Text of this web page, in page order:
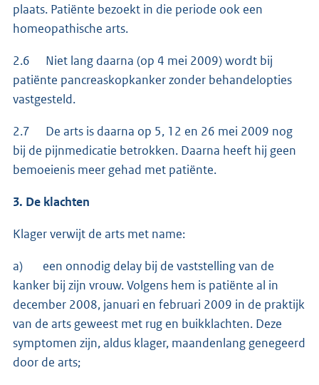
plaats. Patiënte bezoekt in die periode ook een
homeopathische arts.
2.6 Niet lang daarna (op 4 mei 2009) wordt bij
patiënte pancreaskopkanker zonder behandelopties
vastgesteld.
2.7 De arts is daarna op 5, 12 en 26 mei 2009 nog
bij de pijnmedicatie betrokken. Daarna heeft hij geen
bemoeienis meer gehad met patiënte.
3. De klachten
Klager verwijt de arts met name:
a) een onnodig delay bij de vaststelling van de
kanker bij zijn vrouw. Volgens hem is patiënte al in
december 2008, januari en februari 2009 in de praktijk
van de arts geweest met rug en buikklachten. Deze
symptomen zijn, aldus klager, maandenlang genegeerd
door de arts;